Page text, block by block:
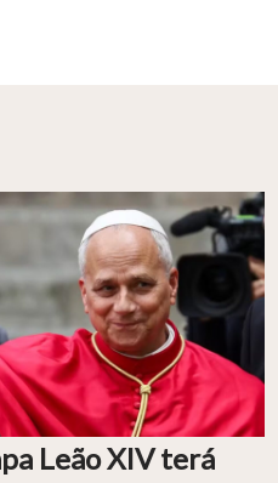
Leão XIV terá